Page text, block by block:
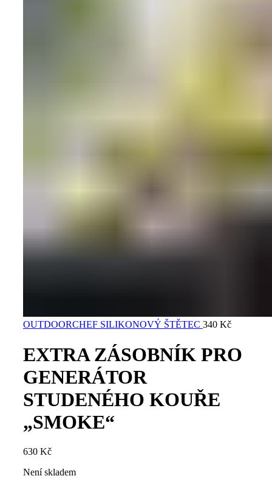
OUTDOORCHEF SILIKONOVÝ ŠTĚTEC 340 Kč
EXTRA ZÁSOBNÍK PRO
GENERÁTOR
STUDENÉHO KOUŘE
„SMOKE“
630 Kč
Není skladem